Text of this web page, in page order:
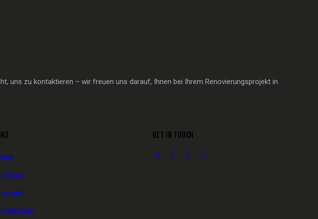
uns zu kontaktieren – wir freuen uns darauf, Ihnen bei Ihrem Renovierungsprojekt in
uns
uns
GET IN TOUCH